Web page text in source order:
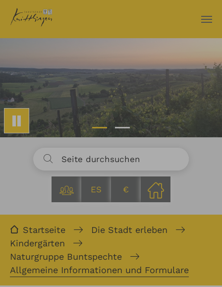
Zum Hauptinhalt springen
ES €
Startseite
Die Stadt erleben
Kindergärten
Naturgruppe Buntspechte
Allgemeine Informationen und Formulare